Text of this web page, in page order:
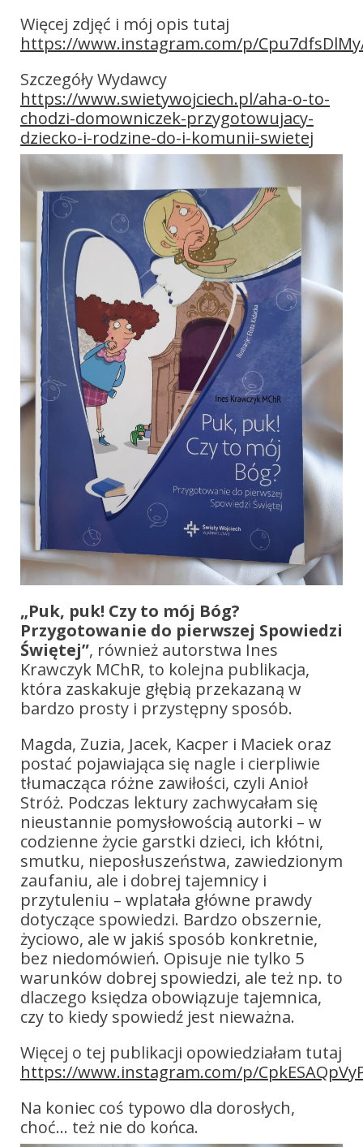
Więcej zdjęć i mój opis tutaj
https://www.instagram.com/p/
Szczegóły Wydawcy
https://www.swietywojciech.pl/aha-o-to-
chodzi-domowniczek-przygotowujacy-
dziecko-i-rodzine-do-i-komunii-swietej
„Puk, puk! Czy to mój Bóg?
Przygotowanie do pierwszej Spowiedzi
Świętej”, również autorstwa Ines
Krawczyk MChR, to kolejna publikacja,
która zaskakuje głębią przekazaną w
bardzo prosty i przystępny sposób.
Magda, Zuzia, Jacek, Kacper i Maciek oraz
postać pojawiająca się nagle i cierpliwie
tłumacząca różne zawiłości, czyli Anioł
Stróż. Podczas lektury zachwycałam się
nieustannie pomysłowością autorki – w
codzienne życie garstki dzieci, ich kłótni,
smutku, nieposłuszeństwa, zawiedzionym
zaufaniu, ale i dobrej tajemnicy i
przytuleniu – wplatała główne prawdy
dotyczące spowiedzi. Bardzo obszernie,
życiowo, ale w jakiś sposób konkretnie,
bez niedomówień. Opisuje nie tylko 5
warunków dobrej spowiedzi, ale też np. to
dlaczego księdza obowiązuje tajemnica,
czy to kiedy spowiedź jest nieważna.
Więcej o tej publikacji opowiedziałam tutaj
https://www.instagram.com/p/
Na koniec coś typowo dla dorosłych,
choć… też nie do końca.